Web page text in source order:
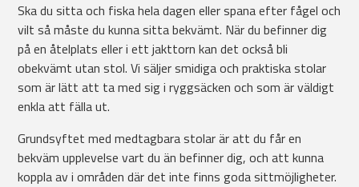
Ska du sitta och fiska hela dagen eller spana efter fågel och
vilt så måste du kunna sitta bekvämt. När du befinner dig
på en åtelplats eller i ett jakttorn kan det också bli
obekvämt utan stol. Vi säljer smidiga och praktiska stolar
som är lätt att ta med sig i ryggsäcken och som är väldigt
enkla att fälla ut.
Grundsyftet med medtagbara stolar är att du får en
bekväm upplevelse vart du än befinner dig, och att kunna
koppla av i områden där det inte finns goda sittmöjligheter.